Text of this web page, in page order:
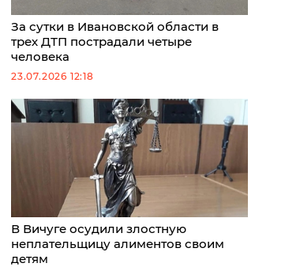
За сутки в Ивановской области в
трех ДТП пострадали четыре
человека
23.07.2026 12:18
В Вичуге осудили злостную
неплательщицу алиментов своим
детям